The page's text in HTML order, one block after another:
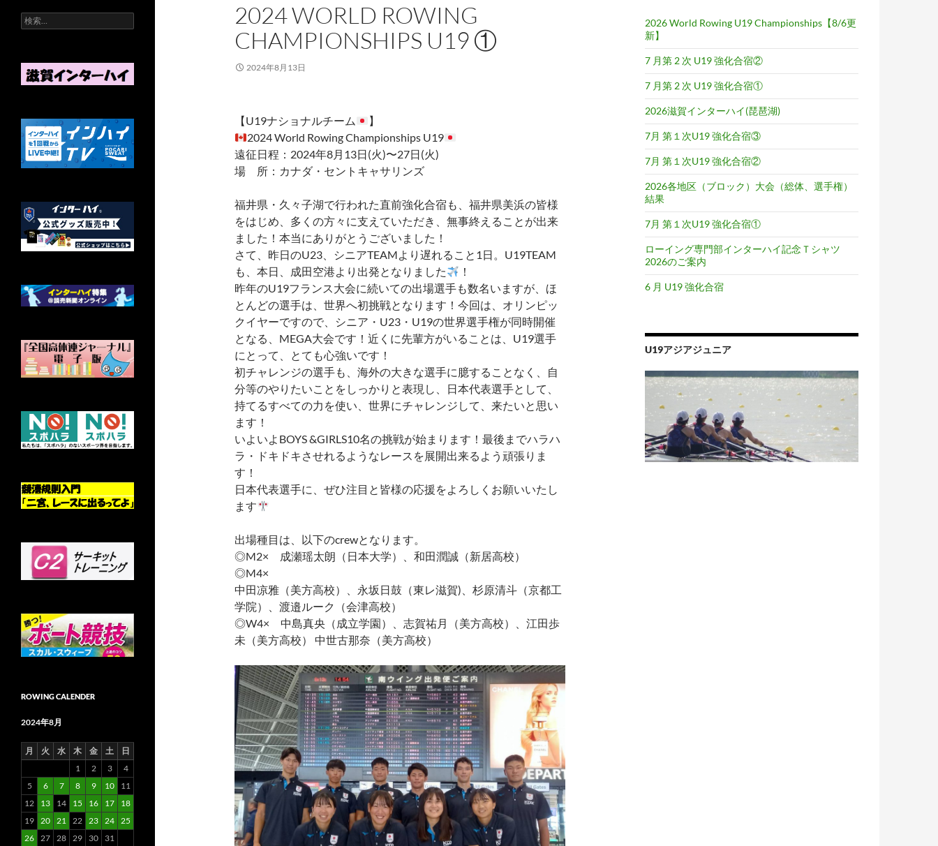
2024 WORLD ROWING
CHAMPIONSHIPS U19 ①
2024年8月13日
【U19ナショナルチーム
】
2024 World Rowing Championships U19
遠征日程：2024年8月13日(火)〜27日(火)
場 所：カナダ・セントキャサリンズ
福井県・久々子湖で行われた直前強化合宿も、福井県美浜の皆様
をはじめ、多くの方々に支えていただき、無事終えることが出来
ました！本当にありがとうございました！
さて、昨日のU23、シニアTEAMより遅れること1日。U19TEAM
も、本日、成田空港より出発となりました
！
昨年のU19フランス大会に続いての出場選手も数名いますが、ほ
とんどの選手は、世界へ初挑戦となります！今回は、オリンピッ
クイヤーですので、シニア・U23・U19の世界選手権が同時開催
となる、MEGA大会です！近くに先輩方がいることは、U19選手
にとって、とても心強いです！
初チャレンジの選手も、海外の大きな選手に臆することなく、自
分等のやりたいことをしっかりと表現し、日本代表選手として、
持てるすべての力を使い、世界にチャレンジして、来たいと思い
ます！
いよいよBOYS &GIRLS10名の挑戦が始まります！最後までハラハ
ラ・ドキドキさせれるようなレースを展開出来るよう頑張りま
す！
日本代表選手に、ぜひ注目と皆様の応援をよろしくお願いいたし
ます
出場種目は、以下のcrewとなります。
◎M2× 成瀬瑶太朗（日本大学）、和田潤誠（新居高校）
◎M4×
中田凉雅（美方高校）、永坂日鼓（東レ滋賀)、杉原清斗（京都工
学院）、渡邉ルーク（会津高校）
◎W4× 中島真央（成立学園）、志賀祐月（美方高校）、江田歩
未（美方高校） 中世古那奈（美方高校）
2026 World Rowing U19 Championships【8/6更
新】
7 月第 2 次 U19 強化合宿②
7 月第 2 次 U19 強化合宿①
2026滋賀インターハイ(琵琶湖)
7月 第１次U19 強化合宿③
7月 第１次U19 強化合宿②
2026各地区（ブロック）大会（総体、選手権）
結果
7月 第１次U19 強化合宿①
ローイング専門部インターハイ記念Ｔシャツ
2026のご案内
6 月 U19 強化合宿
U19アジアジュニア
検
索
ROWING CALENDER
2024年8月
月 火 水 木 金 土 日
1 2 3
4
5
6 7 8 9 10
11
12
13 14 15 16 17
18
19 20 21 22 23 24 25
26 27 28 29 30 31